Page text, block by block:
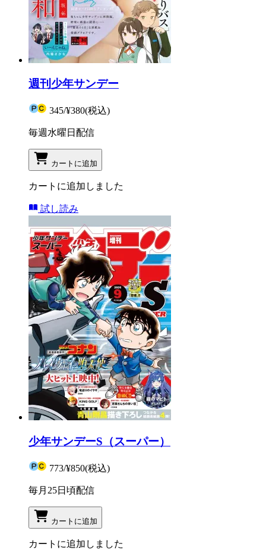
週刊少年サンデー
345/¥380(税込)
毎週水曜日配信
カートに追加
カートに追加しました
試し読み
少年サンデーS（スーパー）
773/¥850(税込)
毎月25日頃配信
カートに追加
カートに追加しました